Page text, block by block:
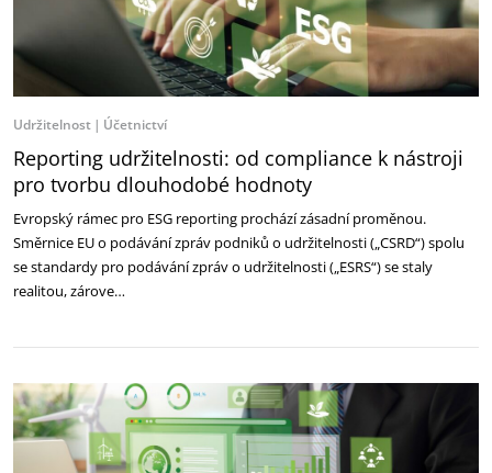
Udržitelnost Účetnictví
Reporting udržitelnosti: od compliance k nástroji
pro tvorbu dlouhodobé hodnoty
Evropský rámec pro ESG reporting prochází zásadní proměnou.
Směrnice EU o podávání zpráv podniků o udržitelnosti („CSRD“) spolu
se standardy pro podávání zpráv o udržitelnosti („ESRS“) se staly
realitou, zárove…